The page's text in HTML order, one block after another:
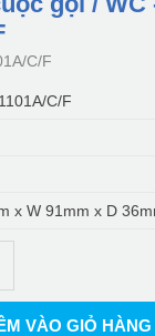
C/F
C/F
x W 91mm x D
VÀO GIỎ HÀNG